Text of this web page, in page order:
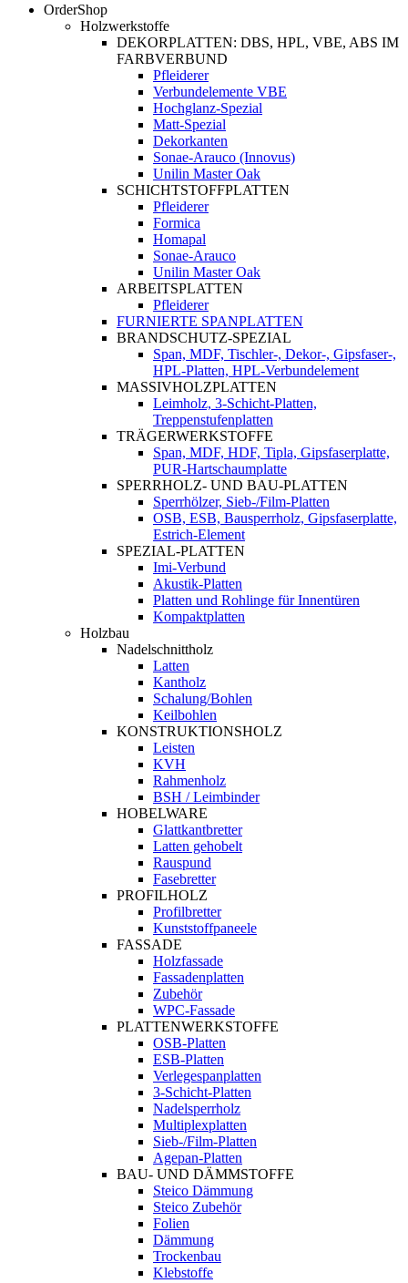
OrderShop
Holzwerkstoffe
DEKORPLATTEN: DBS, HPL, VBE, ABS IM
FARBVERBUND
Pfleiderer
Verbundelemente VBE
Hochglanz-Spezial
Matt-Spezial
Dekorkanten
Sonae-Arauco (Innovus)
Unilin Master Oak
SCHICHTSTOFFPLATTEN
Pfleiderer
Formica
Homapal
Sonae-Arauco
Unilin Master Oak
ARBEITSPLATTEN
Pfleiderer
FURNIERTE SPANPLATTEN
BRANDSCHUTZ-SPEZIAL
Span, MDF, Tischler-, Dekor-, Gipsfaser-,
HPL-Platten, HPL-Verbundelement
MASSIVHOLZPLATTEN
Leimholz, 3-Schicht-Platten,
Treppenstufenplatten
TRÄGERWERKSTOFFE
Span, MDF, HDF, Tipla, Gipsfaserplatte,
PUR-Hartschaumplatte
SPERRHOLZ- UND BAU-PLATTEN
Sperrhölzer, Sieb-/Film-Platten
OSB, ESB, Bausperrholz, Gipsfaserplatte,
Estrich-Element
SPEZIAL-PLATTEN
Imi-Verbund
Akustik-Platten
Platten und Rohlinge für Innentüren
Kompaktplatten
Holzbau
Nadelschnittholz
Latten
Kantholz
Schalung/Bohlen
Keilbohlen
KONSTRUKTIONSHOLZ
Leisten
KVH
Rahmenholz
BSH / Leimbinder
HOBELWARE
Glattkantbretter
Latten gehobelt
Rauspund
Fasebretter
PROFILHOLZ
Profilbretter
Kunststoffpaneele
FASSADE
Holzfassade
Fassadenplatten
Zubehör
WPC-Fassade
PLATTENWERKSTOFFE
OSB-Platten
ESB-Platten
Verlegespanplatten
3-Schicht-Platten
Nadelsperrholz
Multiplexplatten
Sieb-/Film-Platten
Agepan-Platten
BAU- UND DÄMMSTOFFE
Steico Dämmung
Steico Zubehör
Folien
Dämmung
Trockenbau
Klebstoffe